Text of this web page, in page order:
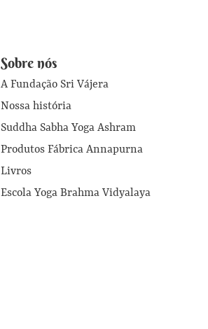
Sobre nós
A Fundação Sri Vájera
Nossa história
Suddha Sabha Yoga Ashram
Produtos Fábrica Annapurna
Livros
Escola Yoga Brahma Vidyalaya